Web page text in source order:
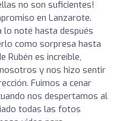
no son suficientes!
en Lanzarote.
lo noté hasta después
como sorpresa hasta
Rubén es increíble,
y nos hizo sentir
Fuimos a cenar
nos despertamos al
todas las fotos